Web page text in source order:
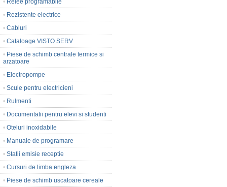
• Relee programabile
• Rezistente electrice
• Cabluri
• Cataloage VISTO SERV
• Piese de schimb centrale termice si
arzatoare
• Electropompe
• Scule pentru electricieni
• Rulmenti
• Documentatii pentru elevi si studenti
• Oteluri inoxidabile
• Manuale de programare
• Statii emisie receptie
• Cursuri de limba engleza
• Piese de schimb uscatoare cereale